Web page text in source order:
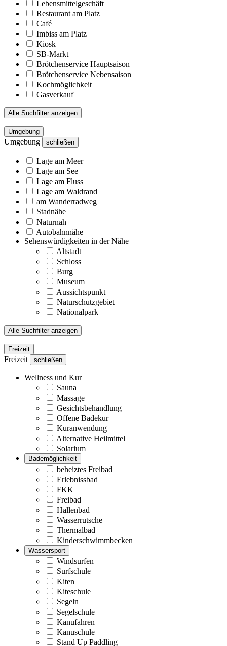
Lebensmittelgeschäft
Restaurant am Platz
Café
Imbiss am Platz
Kiosk
SB-Markt
Brötchenservice Hauptsaison
Brötchenservice Nebensaison
Kochmöglichkeit
Gasverkauf
Alle Suchfilter anzeigen
Umgebung
Umgebung schließen
Lage am Meer
Lage am See
Lage am Fluss
Lage am Waldrand
am Wanderradweg
Stadnähe
Naturnah
Autobahnnähe
Sehenswürdigkeiten in der Nähe
Altstadt
Schloss
Burg
Museum
Aussichtspunkt
Naturschutzgebiet
Nationalpark
Alle Suchfilter anzeigen
Freizeit
Freizeit schließen
Wellness und Kur
Sauna
Massage
Gesichtsbehandlung
Offene Badekur
Kuranwendung
Alternative Heilmittel
Solarium
Bademöglichkeit
beheiztes Freibad
Erlebnissbad
FKK
Freibad
Hallenbad
Wasserrutsche
Thermalbad
Kinderschwimmbecken
Wassersport
Windsurfen
Surfschule
Kiten
Kiteschule
Segeln
Segelschule
Kanufahren
Kanuschule
Stand Up Paddling